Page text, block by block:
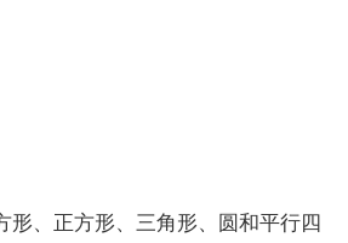
形、正方形、三角形、圆和平行四